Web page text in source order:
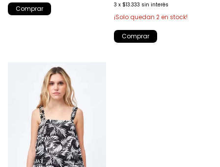
Comprar 3 x $13.333 sin interés
¡Solo quedan 2en stock!
Comprar